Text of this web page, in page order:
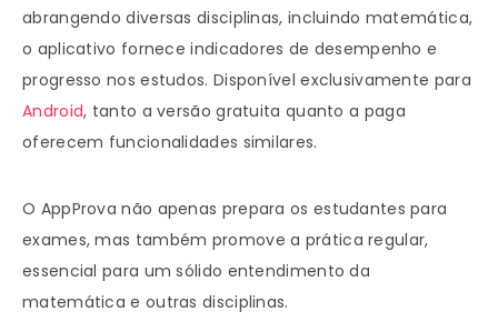
abrangendo diversas disciplinas, incluindo matemática,
o aplicativo fornece indicadores de desempenho e
progresso nos estudos. Disponível exclusivamente para
Android, tanto a versão gratuita quanto a paga
oferecem funcionalidades similares.
O AppProva não apenas prepara os estudantes para
exames, mas também promove a prática regular,
essencial para um sólido entendimento da
matemática e outras disciplinas.